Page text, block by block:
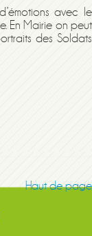
avec le
En Mairie on peut
des Soldats
Haut de page